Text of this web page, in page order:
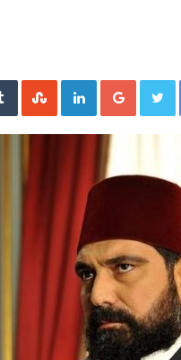
Facebook
Twitter
Google+
LinkedIn